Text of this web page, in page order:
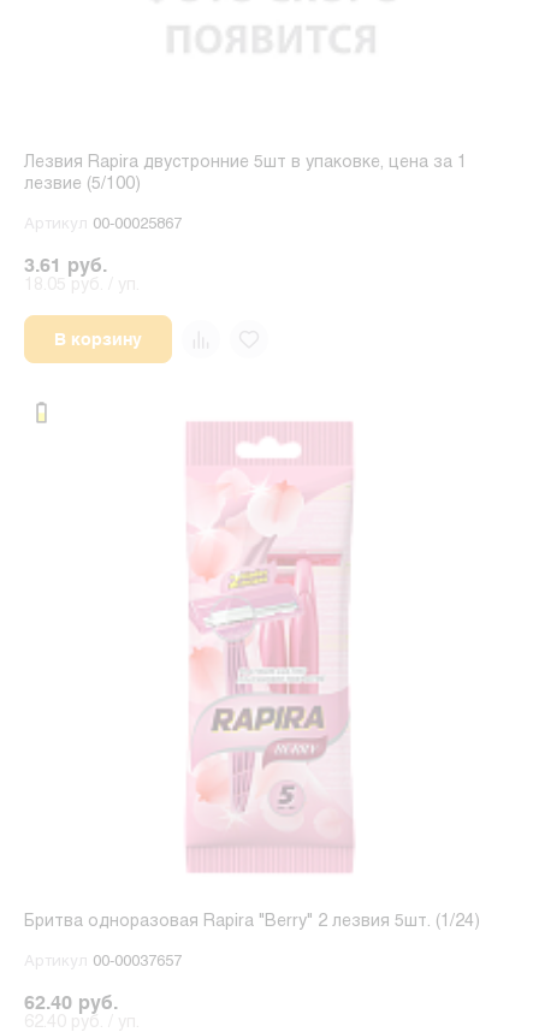
Лезвия Rapira двустронние 5шт в упаковке, цена за 1
лезвие (5/100)
Артикул 00-00025867
3.61 руб.
В корзину
Бритва одноразовая Rapira "Berry" 2 лезвия 5шт. (1/24)
Артикул 00-00037657
62.40 руб.